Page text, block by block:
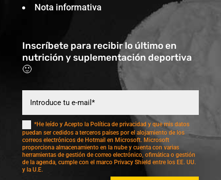
Nota informativa
Inscríbete para recibir lo último en
nutrición y suplementación deportiva
🙂
*He leído y Acepto la Política de privacidad y que mis datos
puedan ser cedidos a terceros países por el alojamiento de los
correos electrónicos de Hotmail en Microsoft. Microsoft
proporciona almacenamiento en la nube y cuenta con varias
herramientas de gestión de correo electrónico, ofimática o gestión
de la agenda, cumple con el marco Privacy Shield entre los EE. UU.
y la U.E.